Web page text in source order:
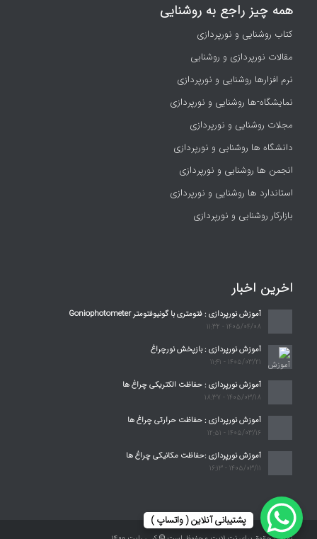
همه چیز راجع به روشنایی
کتاب روشنایی و نورپردازی
مقالات نورپردازی و روشنایی
نرم افزارها روشنایی و نورپردازی
نمایشگاه-ها روشنایی و نورپردازی
مجلات روشنایی و نورپردازی
دانشگاه ها روشنایی و نورپردازی
انجمن ها روشنایی و نورپردازی
استاندارد ها روشنایی و نورپردازی
بازارکار روشنایی و نورپردازی
اخرین اخبار
آموزش نورپردازی : فتومتری با گونیوفتومتر Goniophotometer
1405/04/08 - 11:32
آموزش نورپردازی : بازپخش نورچراغ
1405/03/21 - 11:41
آموزش نورپردازی : حفاظت الکتریکی چراغ ها
1405/03/18 - 18:37
آموزش نورپردازی : حفاظت حرارتی چراغ ها
1405/03/16 - 12:51
آموزش نورپردازی :حفاظت مکانیکی چراغ ها
1405/03/11 - 16:13
پشتیبانی آنلاین ( واتساپ )